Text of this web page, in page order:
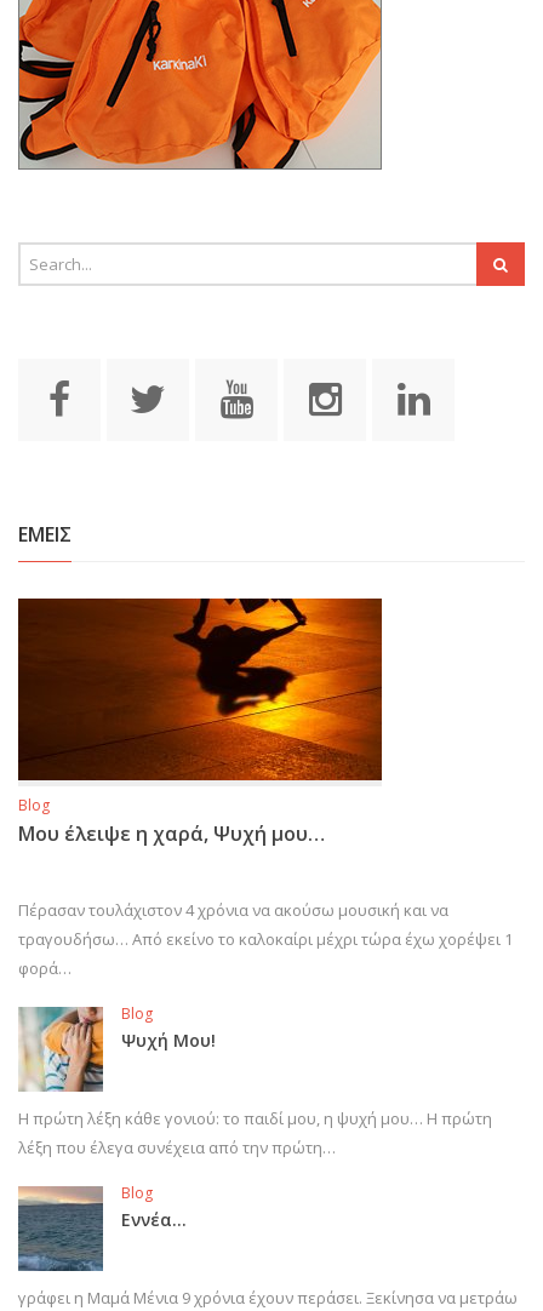
ΕΜΕΙΣ
Blog
Μου έλειψε η χαρά, Ψυχή μου…
Πέρασαν τουλάχιστον 4 χρόνια να ακούσω μουσική και να
τραγουδήσω… Από εκείνο το καλοκαίρι μέχρι τώρα έχω χορέψει 1
φορά…
Blog
Ψυχή Μου!
Η πρώτη λέξη κάθε γονιού: το παιδί μου, η ψυχή μου… Η πρώτη
λέξη που έλεγα συνέχεια από την πρώτη…
Blog
Εννέα…
γράφει η Μαμά Μένια 9 χρόνια έχουν περάσει. Ξεκίνησα να μετράω